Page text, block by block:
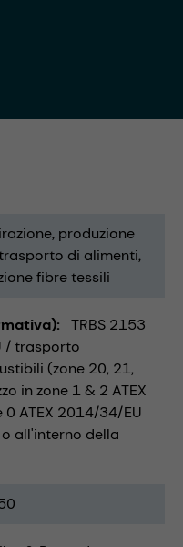
produzione
di alimenti
fibre tessili
TRBS 2153
/ trasporto
(zone 20, 21,
in zone 1 & 2 ATEX
ATEX 2014/34/EU
all'interno della